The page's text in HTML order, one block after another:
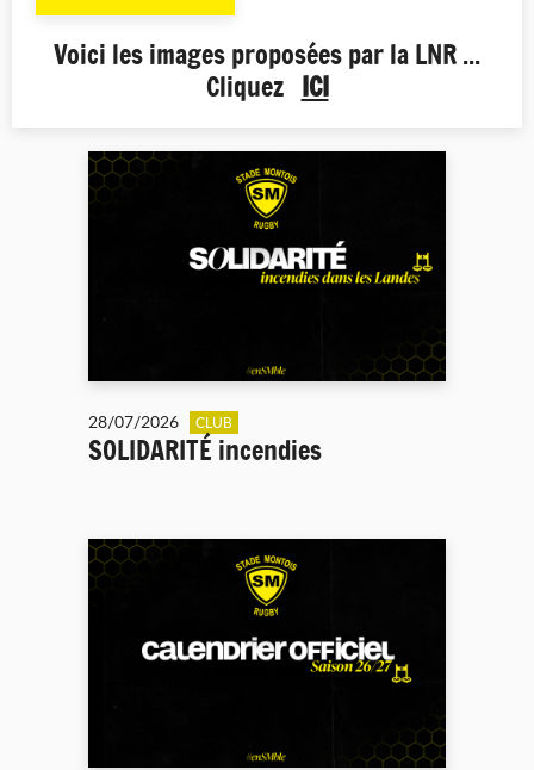
Voici les images proposées par la LNR ...
Cliquez ICI
28/07/2026 CLUB
SOLIDARITÉ incendies